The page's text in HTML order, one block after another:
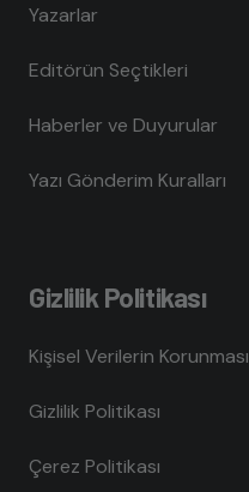
Yazarlar
Editörün Seçtikleri
Haberler ve Duyurular
Yazı Gönderim Kuralları
Gizlilik Politikası
Kişisel Verilerin Korunması
Gizlilik Politikası
Çerez Politikası